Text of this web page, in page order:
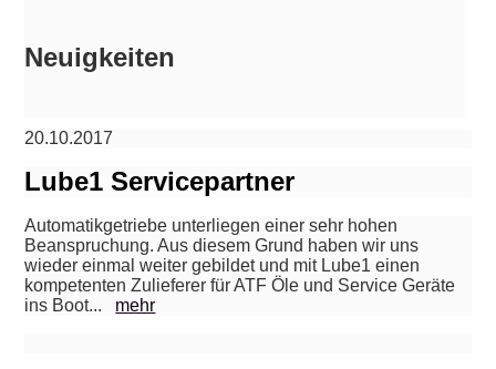
Neuigkeiten
20.10.2017
Lube1 Servicepartner
Automatikgetriebe unterliegen einer sehr hohen
Beanspruchung. Aus diesem Grund haben wir uns
wieder einmal weiter gebildet und mit Lube1 einen
kompetenten Zulieferer für ATF Öle und Service Geräte
ins Boot... mehr